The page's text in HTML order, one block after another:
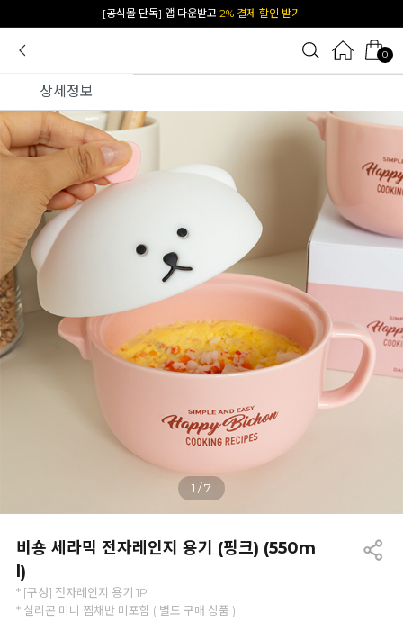
카카오 플친 추가하면1천원 즉시 할인 쿠폰
0
상세정보
1 /7
비숑 세라믹 전자레인지 용기 (핑크) (550m
l)
* [구성] 전자레인지 용기 1P
* 실리콘 미니 찜채반 미포함 ( 별도 구매 상품 )